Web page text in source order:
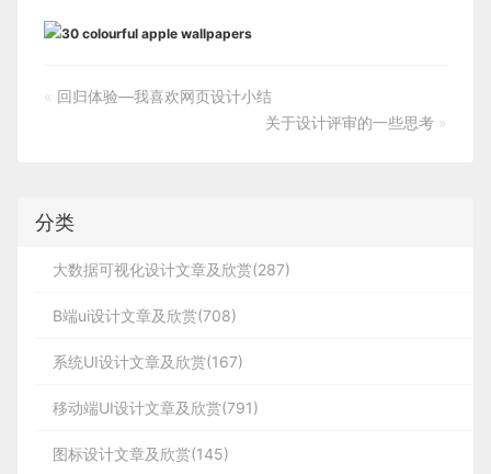
« 回归体验—我喜欢网页设计小结
关于设计评审的一些思考 »
分类
大数据可视化设计文章及欣赏(287)
B端ui设计文章及欣赏(708)
系统UI设计文章及欣赏(167)
移动端UI设计文章及欣赏(791)
图标设计文章及欣赏(145)